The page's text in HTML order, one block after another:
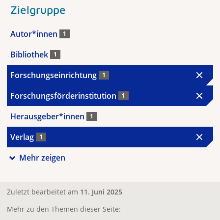
Zielgruppe
Autor*innen 1
Bibliothek 1
Forschungseinrichtung 1
Forschungsförderinstitution 1
Herausgeber*innen 1
Verlag 1
Mehr zeigen
Zuletzt bearbeitet am 11. Juni 2025
Mehr zu den Themen dieser Seite: